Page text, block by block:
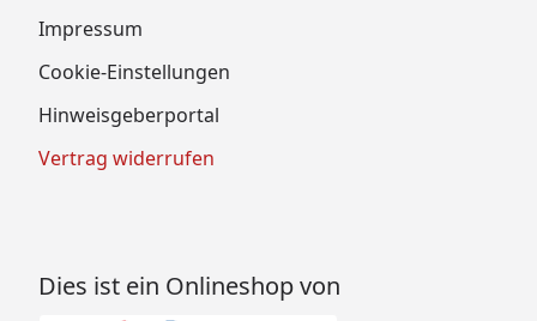
Impressum
Cookie-Einstellungen
Hinweisgeberportal
Vertrag widerrufen
Dies ist ein Onlineshop von